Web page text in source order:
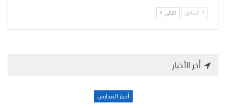
السابق التالي
أخر الأخبار
أخبار المدارس